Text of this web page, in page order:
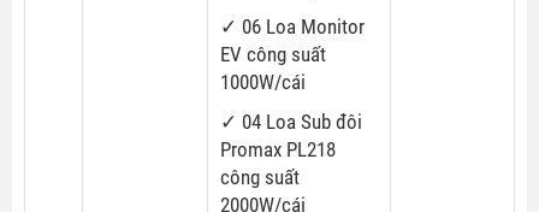
✓ 06 Loa Monitor
EV công suất
1000W/cái
✓ 04 Loa Sub đôi
Promax PL218
công suất
2000W/cái